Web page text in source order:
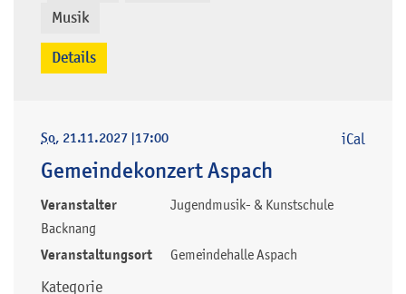
Musik
Details
So, 21.11.2027 |17:00
Gemeindekonzert Aspach
Veranstalter
Jugendmusik- & Kunstschule
Backnang
Veranstaltungsort Gemeindehalle Aspach
Kategorie
iCal